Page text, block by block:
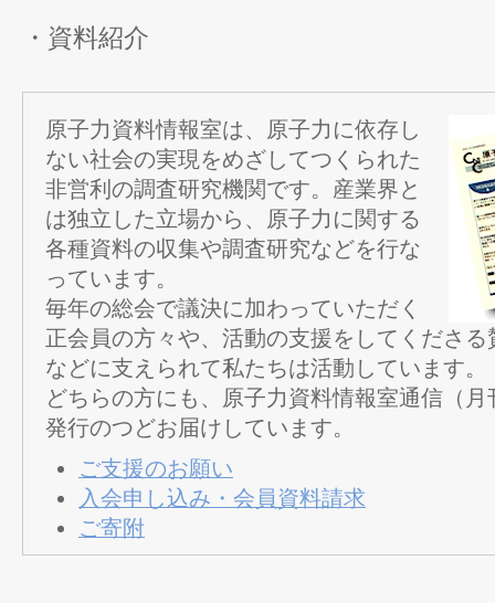
・資料紹介
原子力資料情報室は、原子力に依存し
ない社会の実現をめざしてつくられた
非営利の調査研究機関です。産業界と
は独立した立場から、原子力に関する
各種資料の収集や調査研究などを行な
っています。
毎年の総会で議決に加わっていただく
正会員の方々や、活動の支援をしてくださ
などに支えられて私たちは活動しています。
どちらの方にも、原子力資料情報室通信（
発行のつどお届けしています。
ご支援のお願い
入会申し込み・会員資料請求
ご寄附